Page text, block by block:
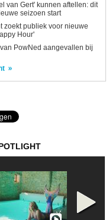
van Gert' kunnen aftellen: dit
seizoen start
zoekt publiek voor nieuwe
Hour'
PowNed aangevallen bij